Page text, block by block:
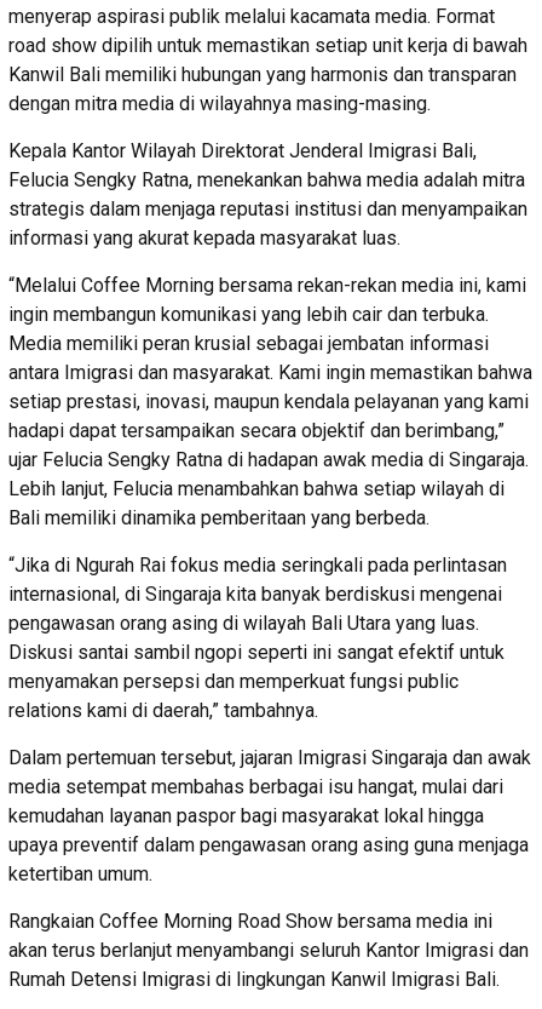
menyerap aspirasi publik melalui kacamata media. Format
road show dipilih untuk memastikan setiap unit kerja di bawah
Kanwil Bali memiliki hubungan yang harmonis dan transparan
dengan mitra media di wilayahnya masing-masing.
Kepala Kantor Wilayah Direktorat Jenderal Imigrasi Bali,
Felucia Sengky Ratna, menekankan bahwa media adalah mitra
strategis dalam menjaga reputasi institusi dan menyampaikan
informasi yang akurat kepada masyarakat luas.
“Melalui Coffee Morning bersama rekan-rekan media ini, kami
ingin membangun komunikasi yang lebih cair dan terbuka.
Media memiliki peran krusial sebagai jembatan informasi
antara Imigrasi dan masyarakat. Kami ingin memastikan bahwa
setiap prestasi, inovasi, maupun kendala pelayanan yang kami
hadapi dapat tersampaikan secara objektif dan berimbang,”
ujar Felucia Sengky Ratna di hadapan awak media di Singaraja.
Lebih lanjut, Felucia menambahkan bahwa setiap wilayah di
Bali memiliki dinamika pemberitaan yang berbeda.
“Jika di Ngurah Rai fokus media seringkali pada perlintasan
internasional, di Singaraja kita banyak berdiskusi mengenai
pengawasan orang asing di wilayah Bali Utara yang luas.
Diskusi santai sambil ngopi seperti ini sangat efektif untuk
menyamakan persepsi dan memperkuat fungsi public
relations kami di daerah,” tambahnya.
Dalam pertemuan tersebut, jajaran Imigrasi Singaraja dan awak
media setempat membahas berbagai isu hangat, mulai dari
kemudahan layanan paspor bagi masyarakat lokal hingga
upaya preventif dalam pengawasan orang asing guna menjaga
ketertiban umum.
Rangkaian Coffee Morning Road Show bersama media ini
akan terus berlanjut menyambangi seluruh Kantor Imigrasi dan
Rumah Detensi Imigrasi di lingkungan Kanwil Imigrasi Bali.